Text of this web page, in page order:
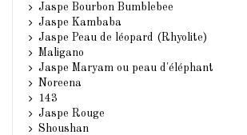
Jaspe Bourbon Bumblebee
Jaspe Kambaba
Jaspe Peau de léopard (Rhyolite)
Maligano
Jaspe Maryam ou peau d'éléphant
Noreena
143
Jaspe Rouge
Shoushan